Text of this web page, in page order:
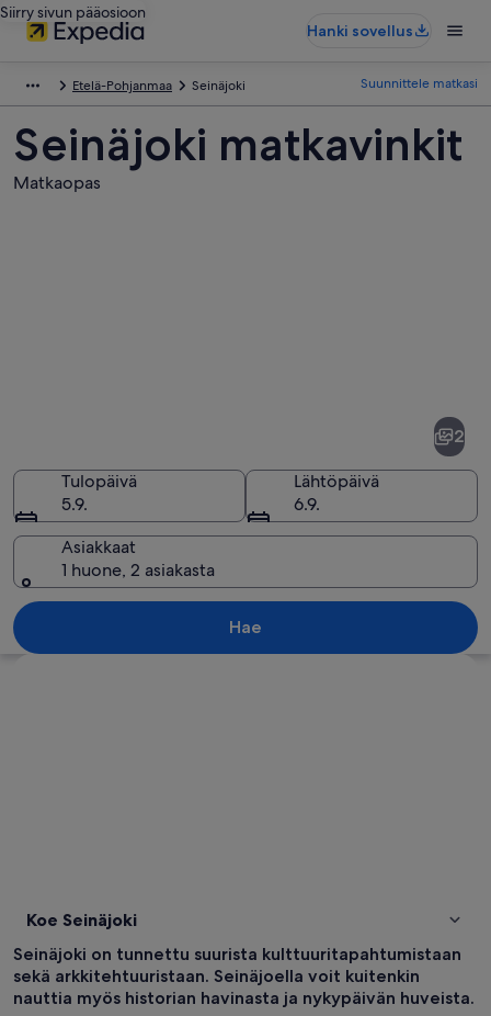
Siirry sivun pääosioon
Hanki sovellus
Etelä-Pohjanmaa Seinäjoki Suunnittele matkasi
Seinäjoki matkavinkit
Matkaopas
Kaupunkikuva, jossa on yhdistelty
2
Tulopäivä
5.9.
Lähtöpäivä
6.9.
Asiakkaat
1 huone, 2 asiakasta
Hae
Koe Seinäjoki
Seinäjoki on tunnettu suurista kulttuuritapahtumistaan
sekä arkkitehtuuristaan. Seinäjoella voit kuitenkin
nauttia myös historian havinasta ja nykypäivän huveista.